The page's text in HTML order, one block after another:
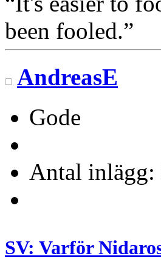
been fooled.”
AndreasE
Gode
Antal inlägg:
SV: Varför